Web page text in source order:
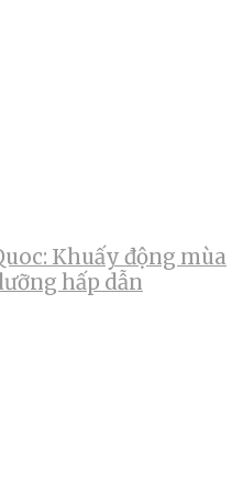
Khuấy động mùa
hấp dẫn